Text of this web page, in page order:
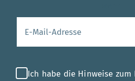
Ich habe die Hinweise zum